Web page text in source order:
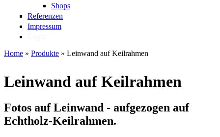
Shops
Referenzen
Impressum
Home » Produkte » Leinwand auf Keilrahmen
Leinwand auf Keilrahmen
Fotos auf Leinwand - aufgezogen auf
Echtholz-Keilrahmen.